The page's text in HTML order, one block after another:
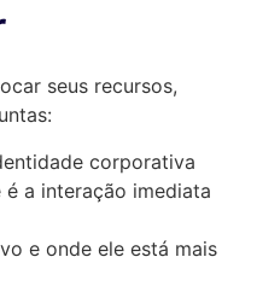
seus recursos,
corporativa
a interação imediata
e onde ele está mais